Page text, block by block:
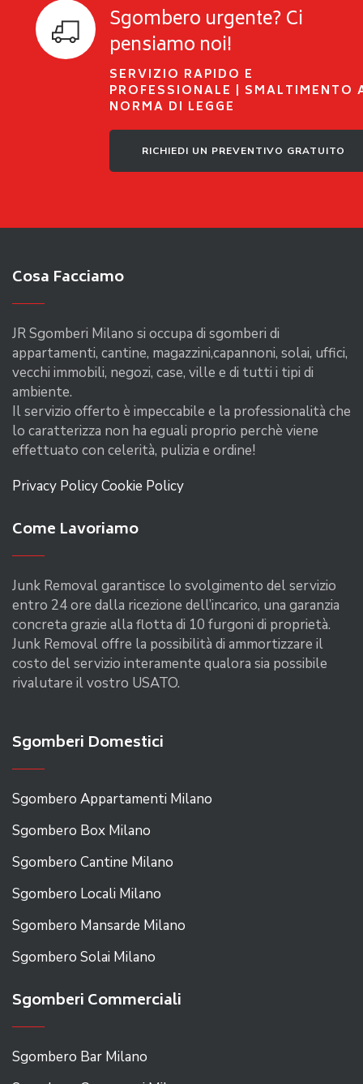
Sgombero urgente? Ci
pensiamo noi!
SERVIZIO RAPIDO E
PROFESSIONALE | SMALTIMENTO
NORMA DI LEGGE
RICHIEDI UN PREVENTIVO GRATUITO
Cosa Facciamo
JR Sgomberi Milano si occupa di sgomberi di
appartamenti, cantine, magazzini,capannoni, solai, uffici,
vecchi immobili, negozi, case, ville e di tutti i tipi di
ambiente.
Il servizio offerto è impeccabile e la professionalità che
lo caratterizza non ha eguali proprio perchè viene
effettuato con celerità, pulizia e ordine!
Privacy PolicyCookie Policy
Come Lavoriamo
Junk Removal garantisce lo svolgimento del servizio
entro 24 ore dalla ricezione dell’incarico, una garanzia
concreta grazie alla flotta di 10 furgoni di proprietà.
Junk Removal offre la possibilità di ammortizzare il
costo del servizio interamente qualora sia possibile
rivalutare il vostro USATO.
Sgomberi Domestici
Sgombero Appartamenti Milano
Sgombero Box Milano
Sgombero Cantine Milano
Sgombero Locali Milano
Sgombero Mansarde Milano
Sgombero Solai Milano
Sgomberi Commerciali
Sgombero Bar Milano